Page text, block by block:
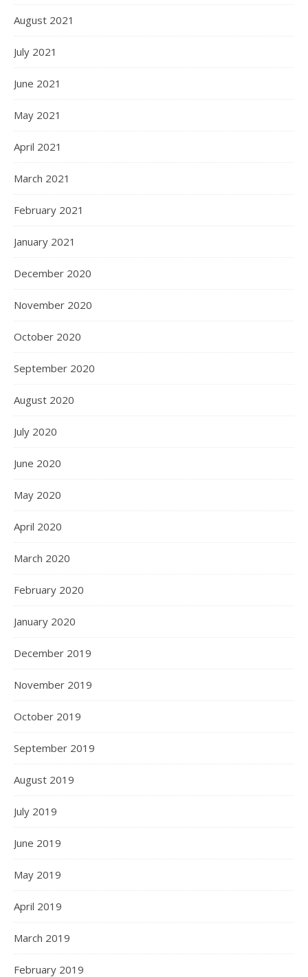
August 2021
July 2021
June 2021
May 2021
April 2021
March 2021
February 2021
January 2021
December 2020
November 2020
October 2020
September 2020
August 2020
July 2020
June 2020
May 2020
April 2020
March 2020
February 2020
January 2020
December 2019
November 2019
October 2019
September 2019
August 2019
July 2019
June 2019
May 2019
April 2019
March 2019
February 2019